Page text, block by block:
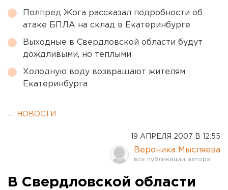
Полпред Жога рассказал подробности об
атаке БПЛА на склад в Екатеринбурге
Выходные в Свердловской области будут
дождливыми, но теплыми
Холодную воду возвращают жителям
Екатеринбурга
← НОВОСТИ
19 АПРЕЛЯ 2007 В 12:55
Вероника Мысляева
В Свердловской области